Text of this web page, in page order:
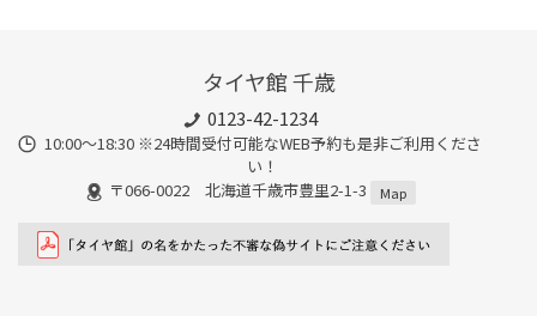
タイヤ館 千歳
0123-42-1234
10:00～18:30 ※24時間受付可能なWEB予約も是非ご利用くださ
い！
〒066-0022 北海道千歳市豊里2-1-3
Map